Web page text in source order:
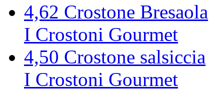
4,62 Crostone Bresaola
I Crostoni Gourmet
4,50 Crostone salsiccia
I Crostoni Gourmet